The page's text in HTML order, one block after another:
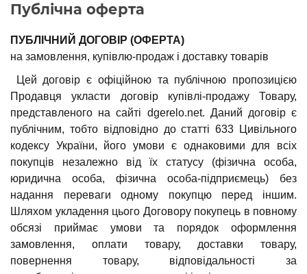
Публічна оферта
ПУБЛІЧНИЙ ДОГОВІР (ОФЕРТА)
на замовлення, купівлю-продаж і доставку товарів
Цей договір є офіційною та публічною пропозицією
Продавця укласти договір купівлі-продажу Товару,
представленого на сайті dgerelo.net. Даний договір є
публічним, тобто відповідно до статті 633 Цивільного
кодексу України, його умови є однаковими для всіх
покупців незалежно від їх статусу (фізична особа,
юридична особа, фізична особа-підприємець) без
надання переваги одному покупцю перед іншим.
Шляхом укладення цього Договору покупець в повному
обсязі приймає умови та порядок оформлення
замовлення, оплати товару, доставки товару,
повернення товару, відповідальності за